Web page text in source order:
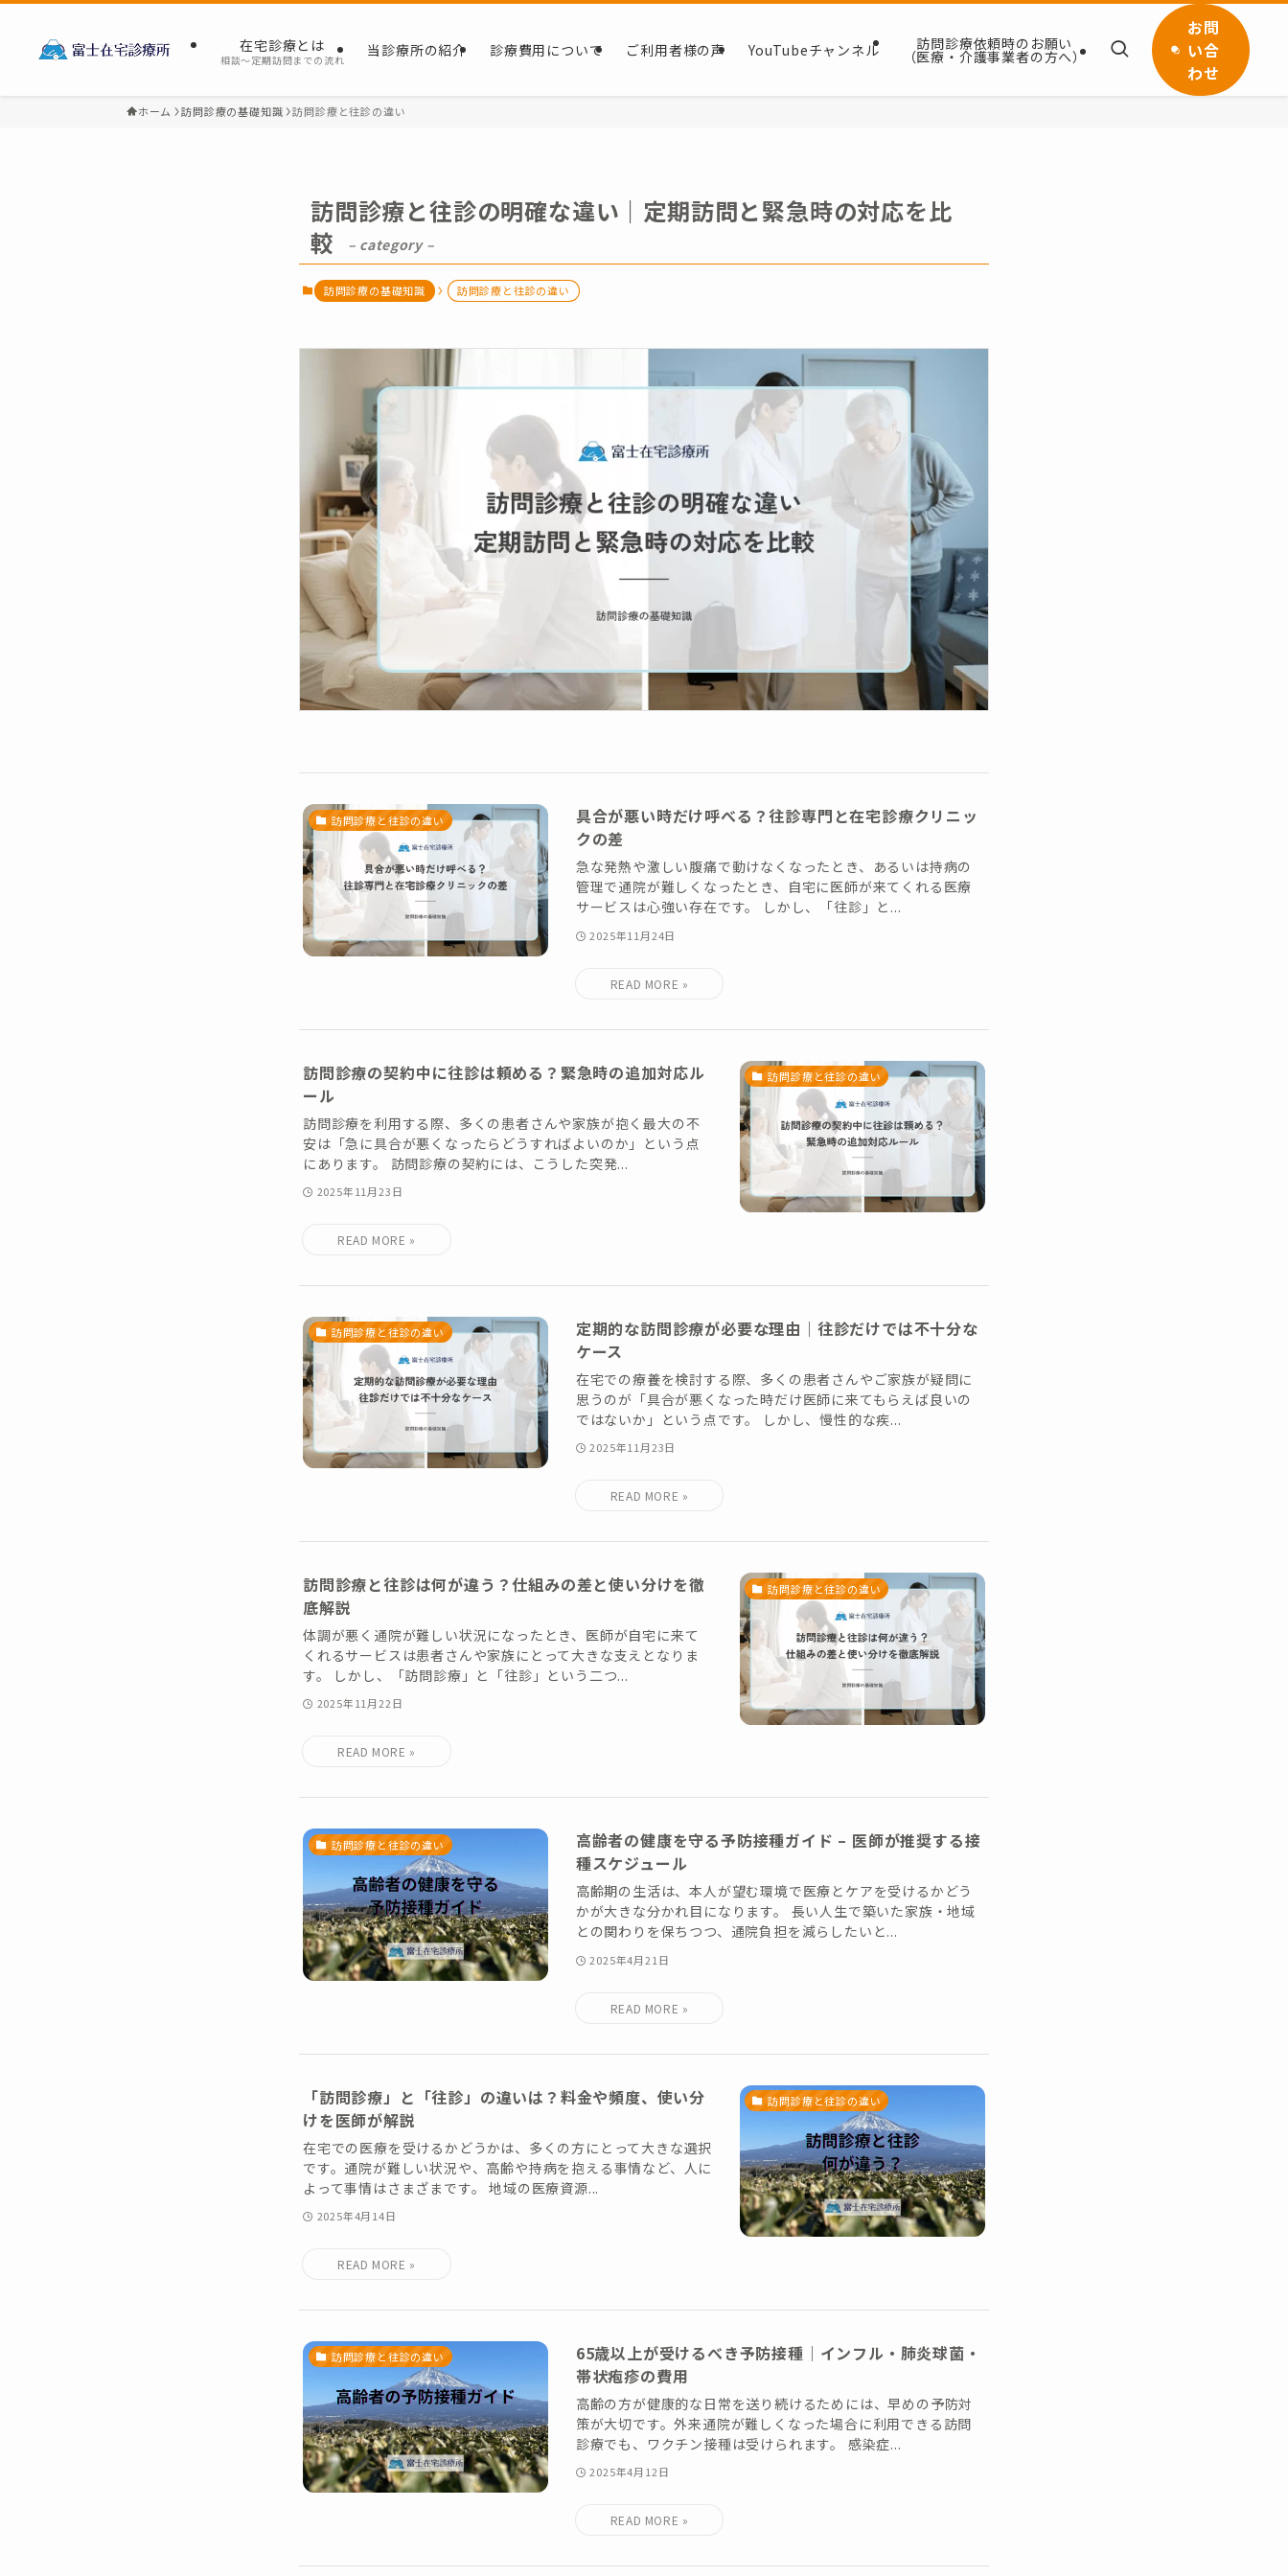
在宅診療とは
相談～定期訪問までの流れ
当診療所の紹介 診療費用について ご利用者様の声 YouTubeチャンネル 訪問診療依頼時のお願い
（医療・介護事業者の方へ）
お問
い合
わせ
ホーム 訪問診療の基礎知識 訪問診療と往診の違い
訪問診療と往診の明確な違い｜定期訪問と緊急時の対応を比
較
– category –
訪問診療の基礎知識 訪問診療と往診の違い
訪問診療と往診の違い
具合が悪い時だけ呼べる？往診専門と在宅診療クリニッ
クの差
急な発熱や激しい腹痛で動けなくなったとき、あるいは持病の
管理で通院が難しくなったとき、自宅に医師が来てくれる医療
サービスは心強い存在です。 しかし、「往診」と...
2025年11月24日
訪問診療と往診の違い
訪問診療の契約中に往診は頼める？緊急時の追加対応ル
ール
訪問診療を利用する際、多くの患者さんや家族が抱く最大の不
安は「急に具合が悪くなったらどうすればよいのか」という点
にあります。 訪問診療の契約には、こうした突発...
2025年11月23日
訪問診療と往診の違い
定期的な訪問診療が必要な理由｜往診だけでは不十分な
ケース
在宅での療養を検討する際、多くの患者さんやご家族が疑問に
思うのが「具合が悪くなった時だけ医師に来てもらえば良いの
ではないか」という点です。 しかし、慢性的な疾...
2025年11月23日
訪問診療と往診の違い
訪問診療と往診は何が違う？仕組みの差と使い分けを徹
底解説
体調が悪く通院が難しい状況になったとき、医師が自宅に来て
くれるサービスは患者さんや家族にとって大きな支えとなりま
す。 しかし、「訪問診療」と「往診」という二つ...
2025年11月22日
訪問診療と往診の違い
高齢者の健康を守る予防接種ガイド – 医師が推奨する接
種スケジュール
高齢期の生活は、本人が望む環境で医療とケアを受けるかどう
かが大きな分かれ目になります。 長い人生で築いた家族・地域
との関わりを保ちつつ、通院負担を減らしたいと...
2025年4月21日
訪問診療と往診の違い
「訪問診療」と「往診」の違いは？料金や頻度、使い分
けを医師が解説
在宅での医療を受けるかどうかは、多くの方にとって大きな選択
です。通院が難しい状況や、高齢や持病を抱える事情など、人に
よって事情はさまざまです。 地域の医療資源...
2025年4月14日
訪問診療と往診の違い
65歳以上が受けるべき予防接種｜インフル・肺炎球菌・
帯状疱疹の費用
高齢の方が健康的な日常を送り続けるためには、早めの予防対
策が大切です。外来通院が難しくなった場合に利用できる訪問
診療でも、ワクチン接種は受けられます。 感染症...
2025年4月12日